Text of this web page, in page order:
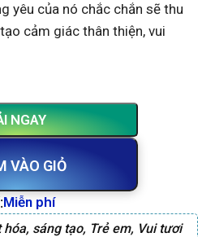
yêu của nó chắc chắn sẽ thu
cảm giác thân thiện, vui
VÀO GIỎ
NGAY
Miễn phí
hóa, sáng tạo, Trẻ em, Vui tươi